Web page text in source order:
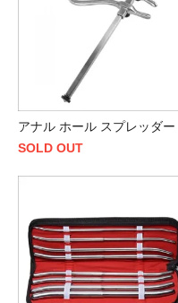
アナル ホール スプレッダー
SOLD OUT